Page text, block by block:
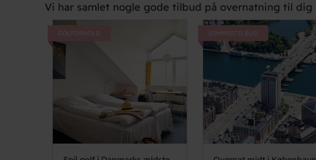
Vi har samlet nogle gode tilbud på overnatning til dig